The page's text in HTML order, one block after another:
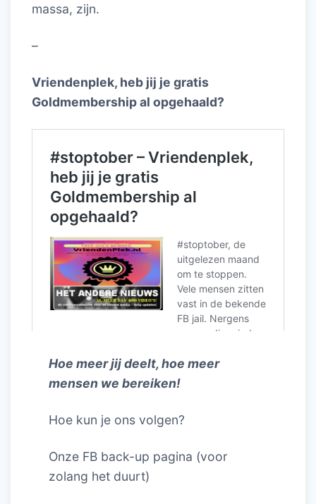
massa, zijn.
–
Vriendenplek, heb jij je gratis
Goldmembership al opgehaald?
Hoe meer jij deelt, hoe meer
mensen we bereiken!
Hoe kun je ons volgen?
Onze FB back-up pagina (voor
zolang het duurt)